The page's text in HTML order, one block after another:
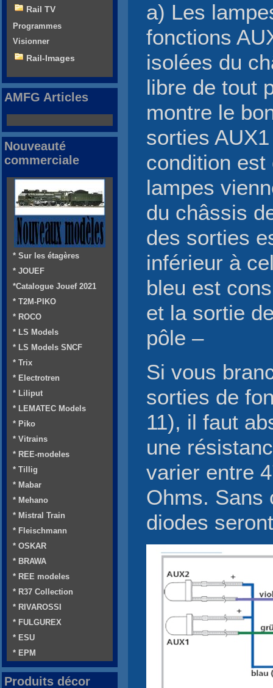
a) Les
fonctions
isolées du
libre de tout
montre le
sorties
condition est
lampes
du châssis
des sorties
inférieur à
bleu est
et la sortie
pôle –
Si vous
sorties de
11), il faut
une
varier entre
Ohms. Sans
diodes
Rail TV
Programmes
Visionner
Rail-Images
AMFG Articles
Nouveauté
commerciale
* Sur les étagères
* JOUEF
*Catalogue Jouef 2021
* T2M-PIKO
* ROCO
* LS Models
* LS Models SNCF
* Trix
* Electrotren
* Liliput
* LEMATEC Models
* Piko
* Vitrains
* REE-modeles
* Tillig
* Mabar
* Mehano
* Mistral Train
* Fleischmann
* OSKAR
* BRAWA
* REE modeles
* R37 Collection
* RIVAROSSI
* FULGUREX
* ESU
* EPM
Produits décor